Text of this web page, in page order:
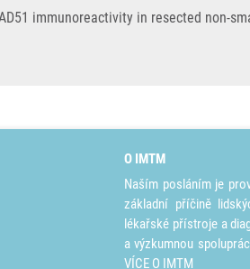
immunoreactivity in resected non-
O IMTM
Naším posláním je
základní příčině
lékařské přístroje a
a výzkumnou
VÍCE O IMTM